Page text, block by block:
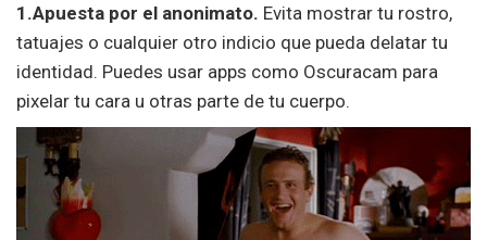
1.Apuesta por el anonimato. Evita mostrar tu rostro,
tatuajes o cualquier otro indicio que pueda delatar tu
identidad. Puedes usar apps como Oscuracam para
pixelar tu cara u otras parte de tu cuerpo.